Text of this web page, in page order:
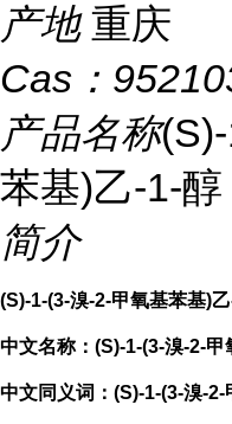
产地 重庆
Cas：
产品名称
苯基)乙-1-醇
简介
(S)-1-(3-溴-2-甲氧基苯基)
中文名称：(S)-1-(3-溴-2-甲
中文同义词：(S)-1-(3-溴-